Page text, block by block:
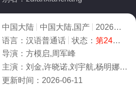
中国大陆 中国大陆,国产 2026
9.0
语言： 汉语普通话 状态： 第24集已完结
导演： 方模启,周军峰
主演： 刘金,许晓诺,刘宇航,杨明娜,Dean,Liu,刘鸿飞,王建新,陈梦瑶,赵美钧,洛嘉,田媛,戚彩,童心,张程诗晴,费贝贝,李长
更新时间： 2026-06-11